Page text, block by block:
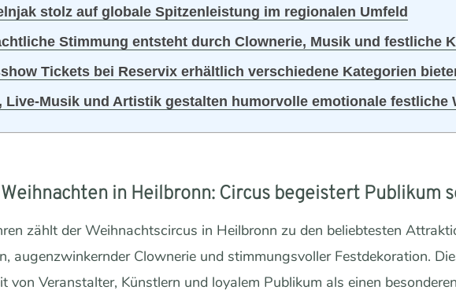
stolz auf globale Spitzenleistung im regionalen Umfeld
Stimmung entsteht durch Clownerie, Musik und festliche
Tickets bei Reservix erhältlich verschiedene Kategorien
Live-Musik und Artistik gestalten humorvolle emotionale festliche
Weihnachten in Heilbronn: Circus begeistert Publikum
zählt der Weihnachtscircus in Heilbronn zu den beliebtesten
augenzwinkernder Clownerie und stimmungsvoller Festdekoration.
von Veranstalter, Künstlern und loyalem Publikum als einen